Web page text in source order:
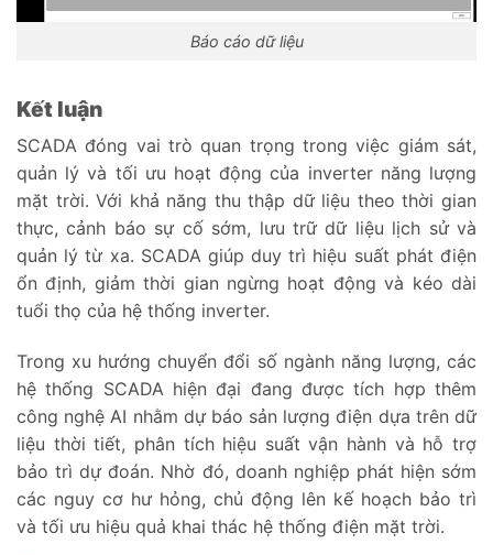
Báo cáo dữ liệu
Kết luận
SCADA đóng vai trò quan trọng trong việc giám sát,
quản lý và tối ưu hoạt động của inverter năng lượng
mặt trời. Với khả năng thu thập dữ liệu theo thời gian
thực, cảnh báo sự cố sớm, lưu trữ dữ liệu lịch sử và
quản lý từ xa. SCADA giúp duy trì hiệu suất phát điện
ổn định, giảm thời gian ngừng hoạt động và kéo dài
tuổi thọ của hệ thống inverter.
Trong xu hướng chuyển đổi số ngành năng lượng, các
hệ thống SCADA hiện đại đang được tích hợp thêm
công nghệ AI nhằm dự báo sản lượng điện dựa trên dữ
liệu thời tiết, phân tích hiệu suất vận hành và hỗ trợ
bảo trì dự đoán. Nhờ đó, doanh nghiệp phát hiện sớm
các nguy cơ hư hỏng, chủ động lên kế hoạch bảo trì
và tối ưu hiệu quả khai thác hệ thống điện mặt trời.